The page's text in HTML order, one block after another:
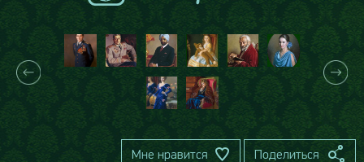
Мне нравится Поделиться